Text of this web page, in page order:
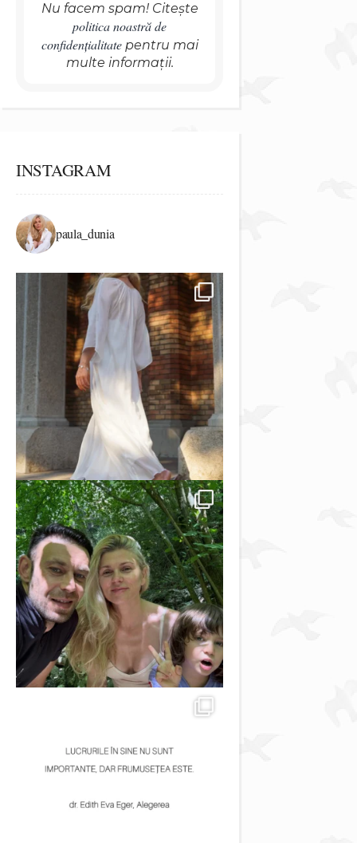
Nu facem spam! Citește
politica noastră de
confidențialitatepentru mai
multe informații.
INSTAGRAM
paula_dunia